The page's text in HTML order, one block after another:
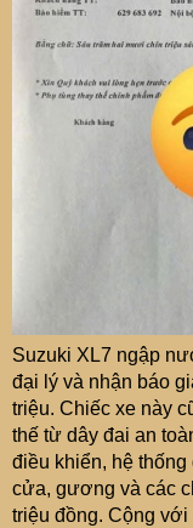
Suzuki XL7 ngập
đại lý và nhận báo
triệu. Chiếc xe này
thế từ dây đai an
điều khiển, hệ
cửa, gương và các
triệu đồng. Cộng